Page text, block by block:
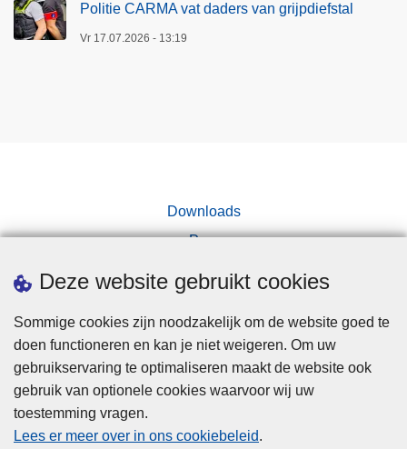
Deze website gebruikt cookies
Sommige cookies zijn noodzakelijk om de website goed te
doen functioneren en kan je niet weigeren. Om uw
gebruikservaring te optimaliseren maakt de website ook
gebruik van optionele cookies waarvoor wij uw
toestemming vragen.
Lees er meer over in ons cookiebeleid.
Politie CARMA vat daders van grijpdiefstal
Vr 17.07.2026 - 13:19
Downloads
Pers
Disclaimer